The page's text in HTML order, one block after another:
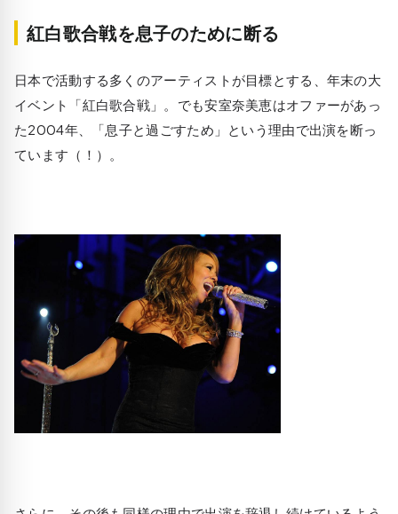
紅白歌合戦を息子のために断る
日本で活動する多くのアーティストが目標とする、年末の大
イベント「紅白歌合戦」。でも安室奈美恵はオファーがあっ
た2004年、「息子と過ごすため」という理由で出演を断っ
ています（！）。